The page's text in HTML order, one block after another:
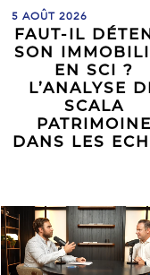
FAUT-IL
SON
EN SCI ?
L’ANALYSE
SCALA
PATRIMOINE
DANS LES
5 AOÛT 2026